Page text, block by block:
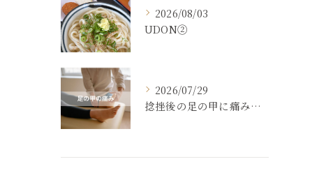
2026/08/03
UDON②
2026/07/29
捻挫後の足の甲に痛み【４０代女性】